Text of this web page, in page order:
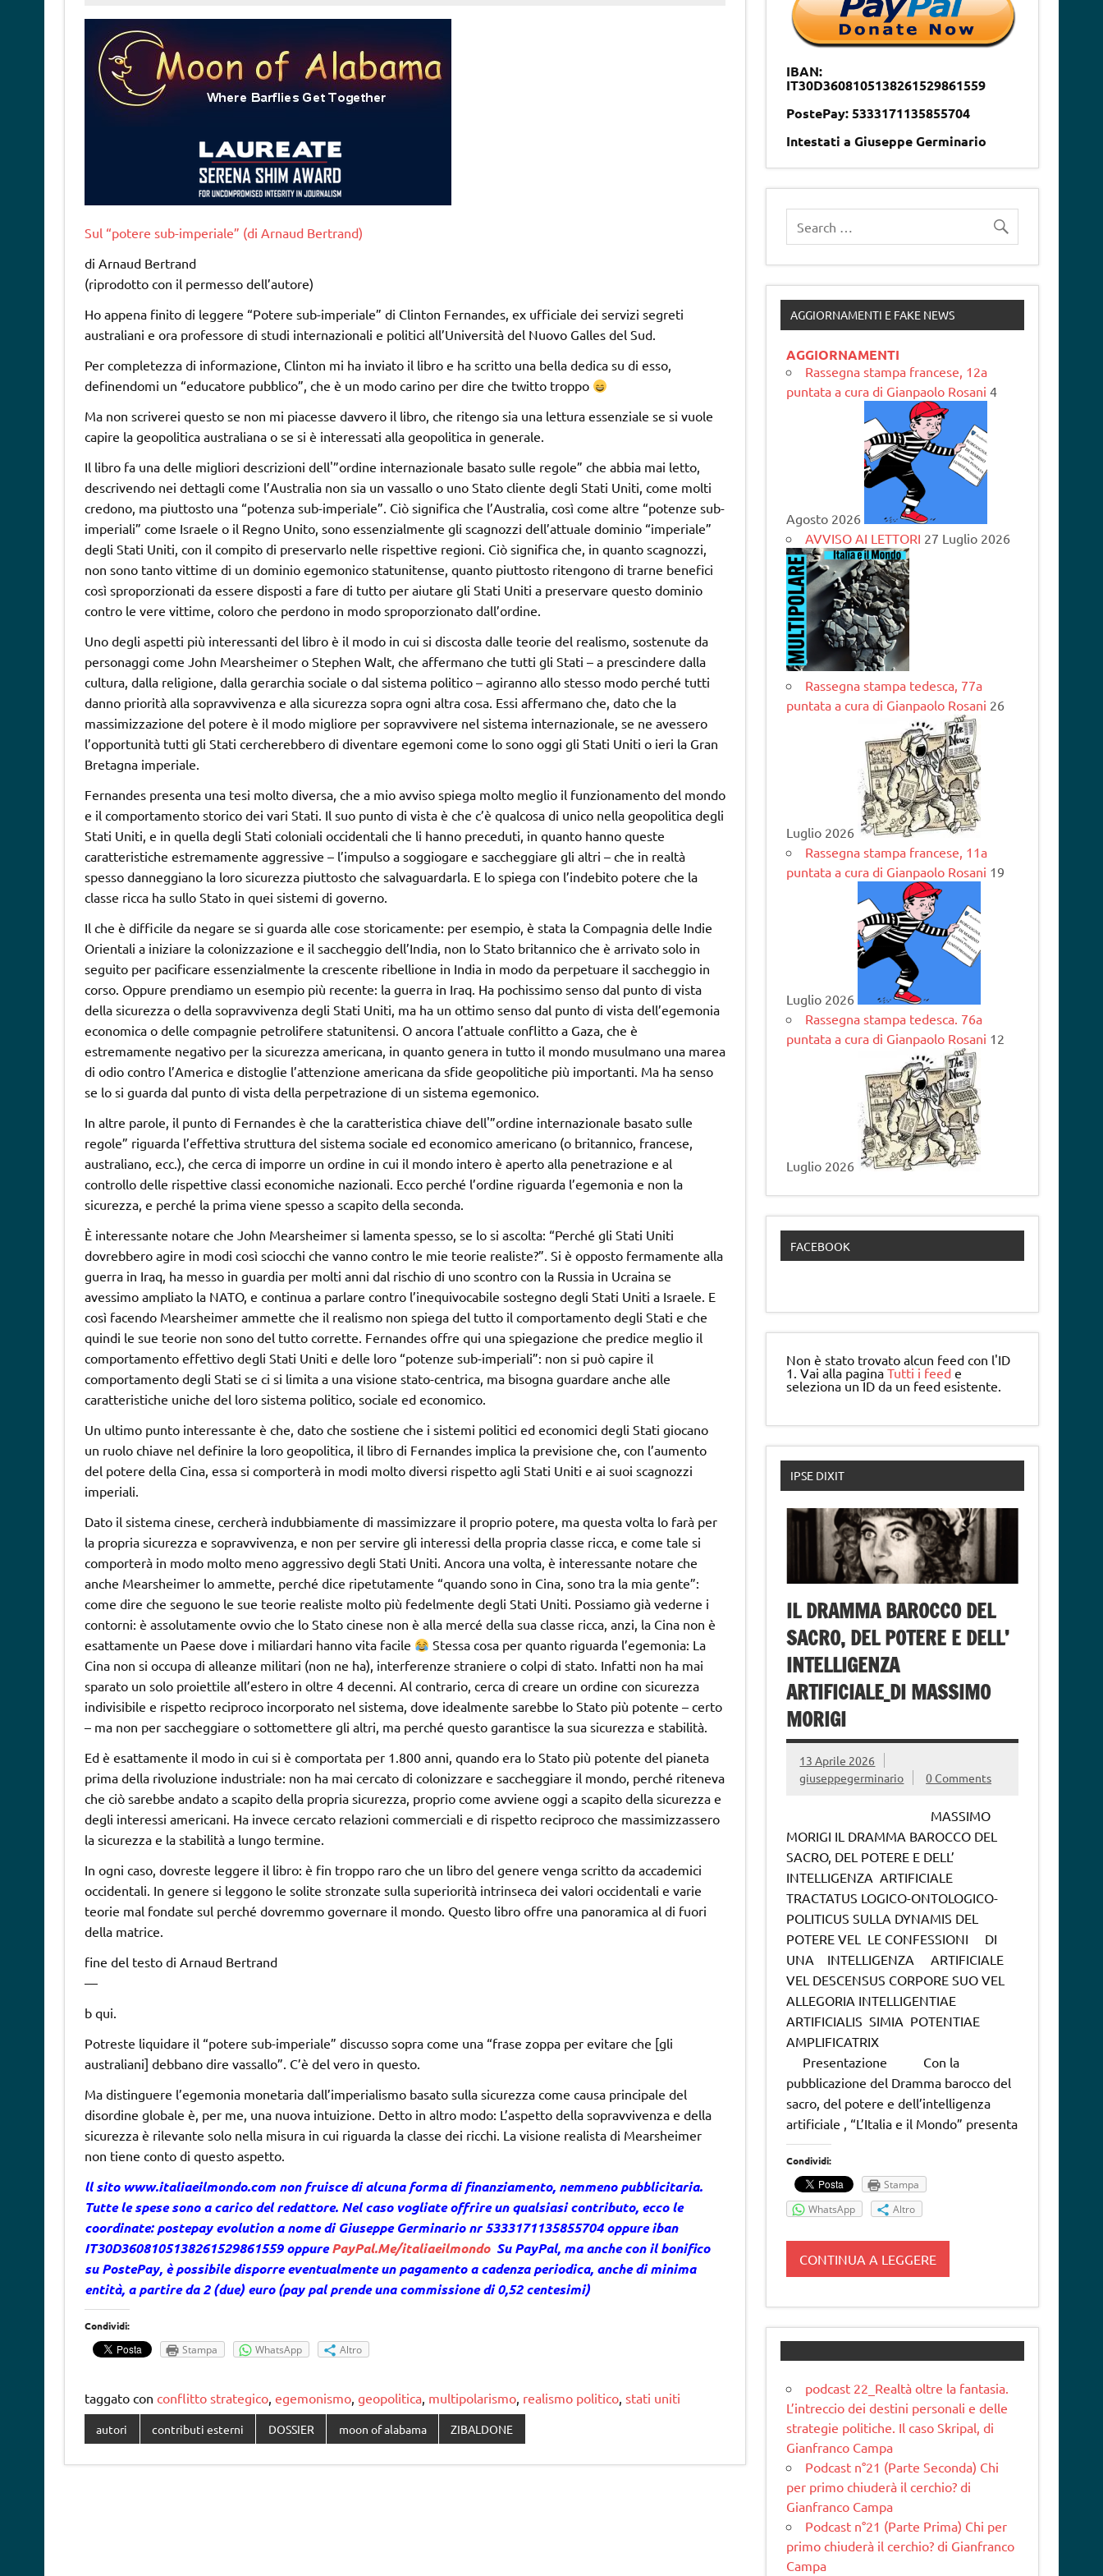
Sul “potere sub-imperiale” (di Arnaud Bertrand)
di Arnaud Bertrand
(riprodotto con il permesso dell’autore)
Ho appena finito di leggere “Potere sub-imperiale” di Clinton Fernandes, ex ufficiale dei servizi segreti
australiani e ora professore di studi internazionali e politici all’Università del Nuovo Galles del Sud.
Per completezza di informazione, Clinton mi ha inviato il libro e ha scritto una bella dedica su di esso,
definendomi un “educatore pubblico”, che è un modo carino per dire che twitto troppo
Ma non scriverei questo se non mi piacesse davvero il libro, che ritengo sia una lettura essenziale se si vuole
capire la geopolitica australiana o se si è interessati alla geopolitica in generale.
Il libro fa una delle migliori descrizioni dell'”ordine internazionale basato sulle regole” che abbia mai letto,
descrivendo nei dettagli come l’Australia non sia un vassallo o uno Stato cliente degli Stati Uniti, come molti
credono, ma piuttosto una “potenza sub-imperiale”. Ciò significa che l’Australia, così come altre “potenze sub-
imperiali” come Israele o il Regno Unito, sono essenzialmente gli scagnozzi dell’attuale dominio “imperiale”
degli Stati Uniti, con il compito di preservarlo nelle rispettive regioni. Ciò significa che, in quanto scagnozzi,
non sono tanto vittime di un dominio egemonico statunitense, quanto piuttosto ritengono di trarne benefici
così sproporzionati da essere disposti a fare di tutto per aiutare gli Stati Uniti a preservare questo dominio
contro le vere vittime, coloro che perdono in modo sproporzionato dall’ordine.
Uno degli aspetti più interessanti del libro è il modo in cui si discosta dalle teorie del realismo, sostenute da
personaggi come John Mearsheimer o Stephen Walt, che affermano che tutti gli Stati – a prescindere dalla
cultura, dalla religione, dalla gerarchia sociale o dal sistema politico – agiranno allo stesso modo perché tutti
danno priorità alla sopravvivenza e alla sicurezza sopra ogni altra cosa. Essi affermano che, dato che la
massimizzazione del potere è il modo migliore per sopravvivere nel sistema internazionale, se ne avessero
l’opportunità tutti gli Stati cercherebbero di diventare egemoni come lo sono oggi gli Stati Uniti o ieri la Gran
Bretagna imperiale.
Fernandes presenta una tesi molto diversa, che a mio avviso spiega molto meglio il funzionamento del mondo
e il comportamento storico dei vari Stati. Il suo punto di vista è che c’è qualcosa di unico nella geopolitica degli
Stati Uniti, e in quella degli Stati coloniali occidentali che li hanno preceduti, in quanto hanno queste
caratteristiche estremamente aggressive – l’impulso a soggiogare e saccheggiare gli altri – che in realtà
spesso danneggiano la loro sicurezza piuttosto che salvaguardarla. E lo spiega con l’indebito potere che la
classe ricca ha sullo Stato in quei sistemi di governo.
Il che è difficile da negare se si guarda alle cose storicamente: per esempio, è stata la Compagnia delle Indie
Orientali a iniziare la colonizzazione e il saccheggio dell’India, non lo Stato britannico che è arrivato solo in
seguito per pacificare essenzialmente la crescente ribellione in India in modo da perpetuare il saccheggio in
corso. Oppure prendiamo un esempio più recente: la guerra in Iraq. Ha pochissimo senso dal punto di vista
della sicurezza o della sopravvivenza degli Stati Uniti, ma ha un ottimo senso dal punto di vista dell’egemonia
economica o delle compagnie petrolifere statunitensi. O ancora l’attuale conflitto a Gaza, che è
estremamente negativo per la sicurezza americana, in quanto genera in tutto il mondo musulmano una marea
di odio contro l’America e distoglie l’attenzione americana da sfide geopolitiche più importanti. Ma ha senso
se lo si guarda dal punto di vista della perpetrazione di un sistema egemonico.
In altre parole, il punto di Fernandes è che la caratteristica chiave dell'”ordine internazionale basato sulle
regole” riguarda l’effettiva struttura del sistema sociale ed economico americano (o britannico, francese,
australiano, ecc.), che cerca di imporre un ordine in cui il mondo intero è aperto alla penetrazione e al
controllo delle rispettive classi economiche nazionali. Ecco perché l’ordine riguarda l’egemonia e non la
sicurezza, e perché la prima viene spesso a scapito della seconda.
È interessante notare che John Mearsheimer si lamenta spesso, se lo si ascolta: “Perché gli Stati Uniti
dovrebbero agire in modi così sciocchi che vanno contro le mie teorie realiste?”. Si è opposto fermamente alla
guerra in Iraq, ha messo in guardia per molti anni dal rischio di uno scontro con la Russia in Ucraina se
avessimo ampliato la NATO, e continua a parlare contro l’inequivocabile sostegno degli Stati Uniti a Israele. E
così facendo Mearsheimer ammette che il realismo non spiega del tutto il comportamento degli Stati e che
quindi le sue teorie non sono del tutto corrette. Fernandes offre qui una spiegazione che predice meglio il
comportamento effettivo degli Stati Uniti e delle loro “potenze sub-imperiali”: non si può capire il
comportamento degli Stati se ci si limita a una visione stato-centrica, ma bisogna guardare anche alle
caratteristiche uniche del loro sistema politico, sociale ed economico.
Un ultimo punto interessante è che, dato che sostiene che i sistemi politici ed economici degli Stati giocano
un ruolo chiave nel definire la loro geopolitica, il libro di Fernandes implica la previsione che, con l’aumento
del potere della Cina, essa si comporterà in modi molto diversi rispetto agli Stati Uniti e ai suoi scagnozzi
imperiali.
Dato il sistema cinese, cercherà indubbiamente di massimizzare il proprio potere, ma questa volta lo farà per
la propria sicurezza e sopravvivenza, e non per servire gli interessi della propria classe ricca, e come tale si
comporterà in modo molto meno aggressivo degli Stati Uniti. Ancora una volta, è interessante notare che
anche Mearsheimer lo ammette, perché dice ripetutamente “quando sono in Cina, sono tra la mia gente”:
come dire che seguono le sue teorie realiste molto più fedelmente degli Stati Uniti. Possiamo già vederne i
contorni: è assolutamente ovvio che lo Stato cinese non è alla mercé della sua classe ricca, anzi, la Cina non è
esattamente un Paese dove i miliardari hanno vita facile
Stessa cosa per quanto riguarda l’egemonia: La
Cina non si occupa di alleanze militari (non ne ha), interferenze straniere o colpi di stato. Infatti non ha mai
sparato un solo proiettile all’estero in oltre 4 decenni. Al contrario, cerca di creare un ordine con sicurezza
indivisibile e rispetto reciproco incorporato nel sistema, dove idealmente sarebbe lo Stato più potente – certo
– ma non per saccheggiare o sottomettere gli altri, ma perché questo garantisce la sua sicurezza e stabilità.
Ed è esattamente il modo in cui si è comportata per 1.800 anni, quando era lo Stato più potente del pianeta
prima della rivoluzione industriale: non ha mai cercato di colonizzare e saccheggiare il mondo, perché riteneva
che ciò sarebbe andato a scapito della propria sicurezza, proprio come avviene oggi a scapito della sicurezza e
degli interessi americani. Ha invece cercato relazioni commerciali e di rispetto reciproco che massimizzassero
la sicurezza e la stabilità a lungo termine.
In ogni caso, dovreste leggere il libro: è fin troppo raro che un libro del genere venga scritto da accademici
occidentali. In genere si leggono le solite stronzate sulla superiorità intrinseca dei valori occidentali e varie
teorie mal fondate sul perché dovremmo governare il mondo. Questo libro offre una panoramica al di fuori
della matrice.
fine del testo di Arnaud Bertrand
—
b qui.
Potreste liquidare il “potere sub-imperiale” discusso sopra come una “frase zoppa per evitare che [gli
australiani] debbano dire vassallo”. C’è del vero in questo.
Ma distinguere l’egemonia monetaria dall’imperialismo basato sulla sicurezza come causa principale del
disordine globale è, per me, una nuova intuizione. Detto in altro modo: L’aspetto della sopravvivenza e della
sicurezza è rilevante solo nella misura in cui riguarda la classe dei ricchi. La visione realista di Mearsheimer
non tiene conto di questo aspetto.
ll sito www.italiaeilmondo.com non fruisce di alcuna forma di finanziamento, nemmeno pubblicitaria.
Tutte le spese sono a carico del redattore. Nel caso vogliate offrire un qualsiasi contributo, ecco le
coordinate: postepay evolution a nome di Giuseppe Germinario nr 5333171135855704 oppure iban
IT30D3608105138261529861559 oppure PayPal.Me/italiaeilmondo Su PayPal, ma anche con il bonifico
su PostePay, è possibile disporre eventualmente un pagamento a cadenza periodica, anche di minima
entità, a partire da 2 (due) euro (pay pal prende una commissione di 0,52 centesimi)
Condividi:
Stampa WhatsApp Altro
taggato con conflitto strategico, egemonismo, geopolitica, multipolarismo, realismo politico, stati uniti
autori contributi esterni DOSSIER moon of alabama ZIBALDONE
IBAN:
IT30D3608105138261529861559
PostePay: 5333171135855704
Intestati a Giuseppe Germinario
AGGIORNAMENTI E FAKE NEWS
AGGIORNAMENTI
Rassegna stampa francese, 12a
puntata a cura di Gianpaolo Rosani 4
Agosto 2026
AVVISO AI LETTORI 27 Luglio 2026
Rassegna stampa tedesca, 77a
puntata a cura di Gianpaolo Rosani 26
Luglio 2026
Rassegna stampa francese, 11a
puntata a cura di Gianpaolo Rosani 19
Luglio 2026
Rassegna stampa tedesca. 76a
puntata a cura di Gianpaolo Rosani 12
Luglio 2026
FACEBOOK
Non è stato trovato alcun feed con l'ID
1. Vai alla paginaTutti i feed e
seleziona un ID da un feed esistente.
IPSE DIXIT
IL DRAMMA BAROCCO DEL
SACRO, DEL POTERE E DELL’
INTELLIGENZA
ARTIFICIALE_DI MASSIMO
MORIGI
13 Aprile 2026
giuseppegerminario
0 Comments
MASSIMO
MORIGI IL DRAMMA BAROCCO DEL
SACRO, DEL POTERE E DELL’
INTELLIGENZA ARTIFICIALE
TRACTATUS LOGICO-ONTOLOGICO-
POLITICUS SULLA DYNAMIS DEL
POTERE VEL LE CONFESSIONI DI
UNA INTELLIGENZA ARTIFICIALE
VEL DESCENSUS CORPORE SUO VEL
ALLEGORIA INTELLIGENTIAE
ARTIFICIALIS SIMIA POTENTIAE
AMPLIFICATRIX
Presentazione Con la
pubblicazione del Dramma barocco del
sacro, del potere e dell’intelligenza
artificiale , “L’Italia e il Mondo” presenta
Condividi:
Stampa
WhatsApp
Altro
CONTINUA A LEGGERE
podcast 22_Realtà oltre la fantasia.
L’intreccio dei destini personali e delle
strategie politiche. Il caso Skripal, di
Gianfranco Campa
Podcast n°21 (Parte Seconda) Chi
per primo chiuderà il cerchio? di
Gianfranco Campa
Podcast n°21 (Parte Prima) Chi per
primo chiuderà il cerchio? di Gianfranco
Campa